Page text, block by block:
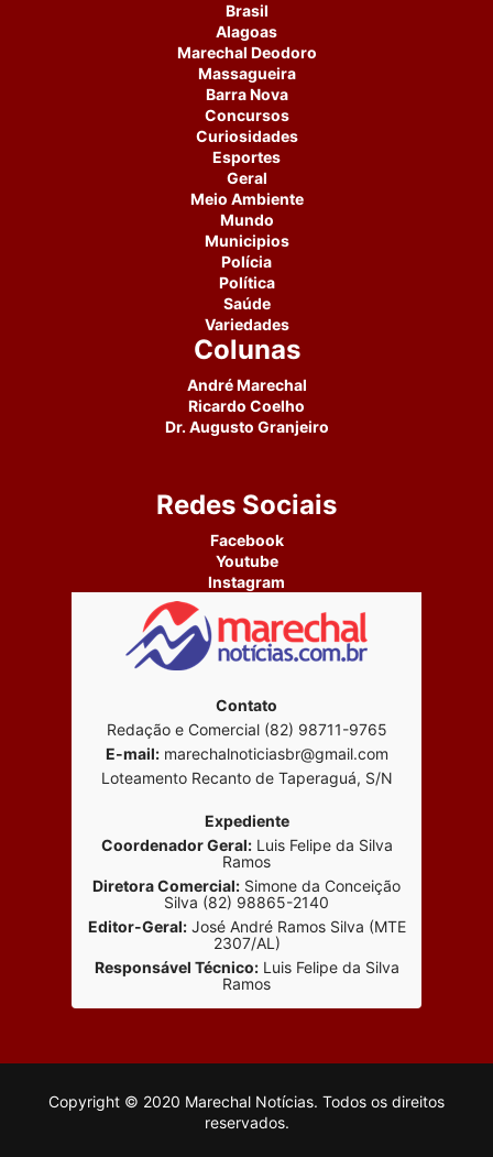
Brasil
Alagoas
Marechal Deodoro
Massagueira
Barra Nova
Concursos
Curiosidades
Esportes
Geral
Meio Ambiente
Mundo
Municipios
Polícia
Política
Saúde
Variedades
Colunas
André Marechal
Ricardo Coelho
Dr. Augusto Granjeiro
Redes Sociais
Facebook
Youtube
Instagram
Contato
Redação e Comercial (82) 98711-9765
E-mail:marechalnoticiasbr@gmail.com
Loteamento Recanto de Taperaguá, S/N
Expediente
Coordenador Geral:Luis Felipe da Silva
Ramos
Diretora Comercial: Simone da Conceição
Silva (82) 98865-2140
Editor-Geral:José André Ramos Silva (MTE
2307/AL)
Responsável Técnico:Luis Felipe da Silva
Ramos
Copyright © 2020 Marechal Notícias. Todos os direitos
reservados.